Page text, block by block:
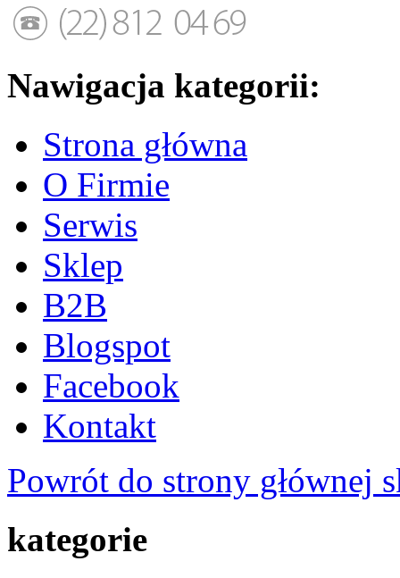
Nawigacja kategorii:
Strona główna
O Firmie
Serwis
Sklep
B2B
Blogspot
Facebook
Kontakt
Powrót do strony głównej
kategorie